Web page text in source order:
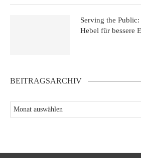
Serving the
Hebel für bessere
BEITRAGSARCHIV